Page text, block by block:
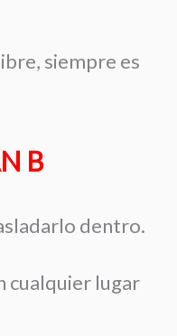
siempre es
B
dentro.
cualquier lugar